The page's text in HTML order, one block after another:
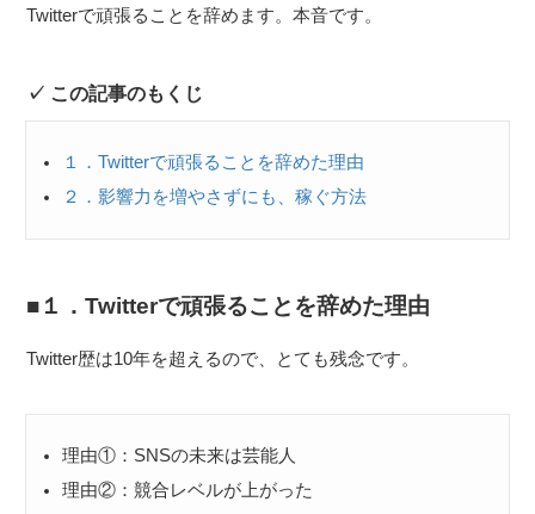
Twitterで頑張ることを辞めます。本音です。
この記事のもくじ
１．Twitterで頑張ることを辞めた理由
２．影響力を増やさずにも、稼ぐ方法
１．Twitterで頑張ることを辞めた理由
Twitter歴は10年を超えるので、とても残念です。
理由①：SNSの未来は芸能人
理由②：競合レベルが上がった